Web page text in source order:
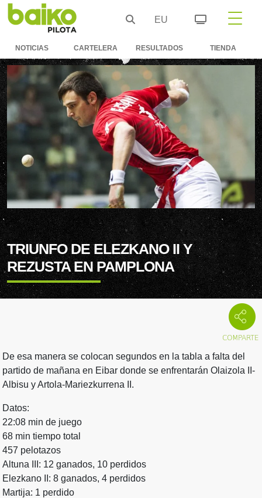
EU
NOTICIAS CARTELERA RESULTADOS TIENDA
TRIUNFO DE ELEZKANO II Y
REZUSTA EN PAMPLONA
De esa manera se colocan segundos en la tabla a falta del
partido de mañana en Eibar donde se enfrentarán Olaizola II-
Albisu y Artola-Mariezkurrena II.
Datos:
22:08 min de juego
68 min tiempo total
457 pelotazos
Altuna III: 12 ganados, 10 perdidos
Elezkano II: 8 ganados, 4 perdidos
Martija: 1 perdido